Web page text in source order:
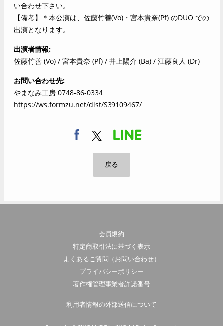
い合わせ下さい。
【備考】＊本公演は、佐藤竹善(Vo)・宮本貴奈(Pf) のDUO での
出演となります。
出演者情報
佐藤竹善 (Vo) / 宮本貴奈 (Pf) / 井上陽介 (Ba) / 江藤良人 (Dr)
お問い合わせ先
やまなみ工房 0748-86-0334
https://ws.formzu.net/dist/S39109467/
戻る
会員規約
特定商取引法に基づく表示
よくあるご質問（お問い合わせ）
プライバシーポリシー
著作権管理事業者許諾番号
利用者情報の外部送信について